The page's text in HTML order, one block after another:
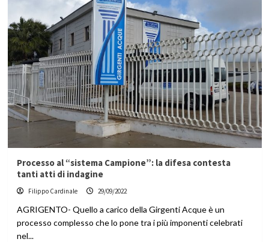
Processo al “sistema Campione”: la difesa contesta
tanti atti di indagine
Filippo Cardinale 29/09/2022
AGRIGENTO- Quello a carico della Girgenti Acque è un
processo complesso che lo pone tra i più imponenti celebrati
nel...